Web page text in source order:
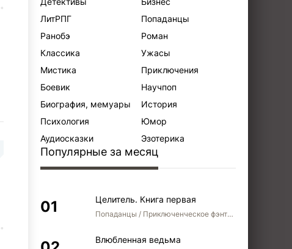
ЛитРПГ
Попаданцы
Ранобэ
Роман
Классика
Ужасы
Мистика
Приключения
Боевик
Научпоп
Биография, мемуары
История
Психология
Юмор
Аудиосказки
Эзотерика
Популярные за месяц
Целитель. Книга первая
Попаданцы / Приключенческое фэнтези / Боевое фэнтези
Влюбленная ведьма